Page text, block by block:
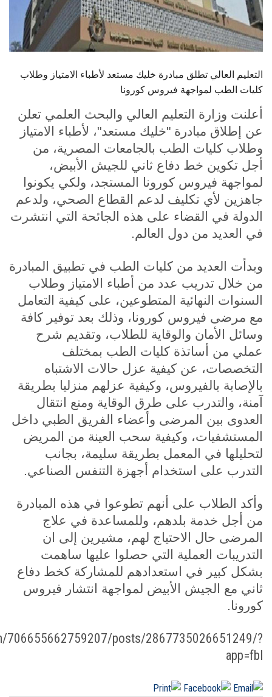
الموظفون
الزائـرون
سجل الان
التعليم العالي تطلق مبادرة خليك مستعد لأطباء الامتياز وطلاب
كليات الطب لمواجهة فيروس كورونا
أعلنت وزارة التعليم العالي والبحث العلمي تعلن
عن إطلاق مبادرة "خليك مستعد"، لأطباء الامتياز
وطلاب كليات الطب بالجامعات المصرية، من
أجل تكوين خط دفاع ثاني للجيش الأبيض،
لمواجهة فيروس كورونا المستجد، ولكي يكونوا
جاهزين لأي تكليف لدعم القطاع الصحي، ولدعم
الدولة في القضاء على هذه الجائحة التي انتشرت
في العديد من دول العالم.
وبدأت العديد من كليات الطب في تطبيق المبادرة
من خلال تدريب عدد من أطباء الامتياز وطلاب
السنوات النهائية المتطوعين، على كيفية التعامل
مع مرضى فيروس كورونا، وذلك بعد توفير كافة
وسائل الأمان والوقاية للطلاب، وتقديم شرح
عملي من أساتذة كليات الطب بمختلف
التخصصات، عن كيفية عزل حالات الاشتباه
بالإصابة بالفيروس، وكيفية عزلهم منزليا بطريقة
آمنة، والتدرب على طرق الوقاية ومنع انتقال
العدوى بين المرضى وأعضاء الفريق الطبي داخل
المستشفيات، وكيفية سحب العينة من المريض
لتحليلها في المعمل بطريقة سليمة، بجانب
التدرب على استخدام أجهزة التنفس الصناعي.
وأكد الطلاب على أنهم تطوعوا في هذه المبادرة
من أجل خدمة بلدهم، وللمساعدة في علاج
المرضى حال الاحتياج لهم، مشيرين إلى ان
التدريبات العملية التي حصلوا عليها ساهمت
بشكل كبير في استعدادهم للمشاركة كخط دفاع
ثاني مع الجيش الأبيض لمواجهة انتشار فيروس
كورونا.
706655662759207/posts/2867735026651249/?
app=fbl